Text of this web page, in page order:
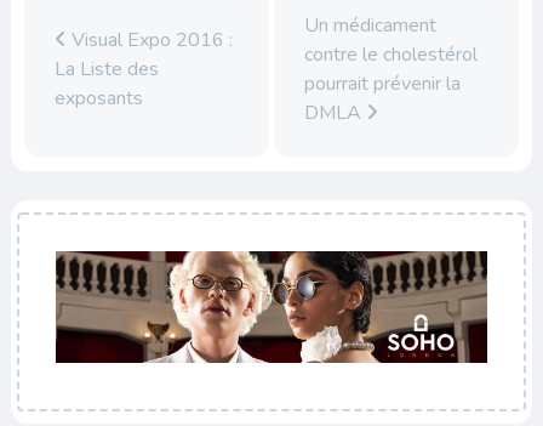
Visual Expo 2016 :
La Liste des
exposants
Un médicament
contre le cholestérol
pourrait prévenir la
DMLA